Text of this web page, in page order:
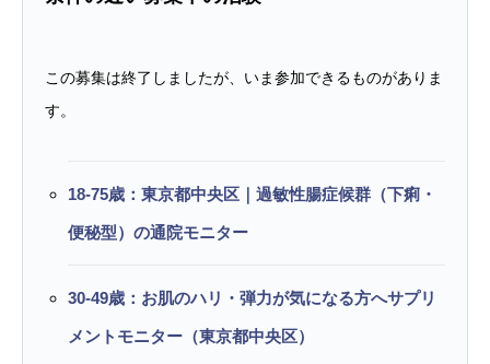
この募集は終了しましたが、いま参加できるものがありま
す。
18-75歳：東京都中央区｜過敏性腸症候群（下痢・
便秘型）の通院モニター
30-49歳：お肌のハリ・弾力が気になる方へサプリ
メントモニター（東京都中央区）